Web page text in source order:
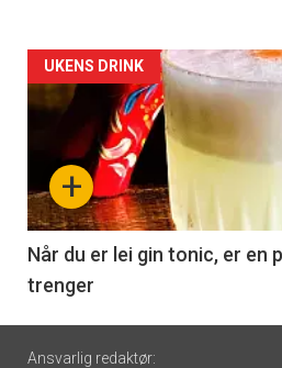
Forsiden
akkurat
nå
-
6
+
UKENS DRINK
Når du er lei gin tonic, er en
trenger
Footer
Ansvarlig redaktør: